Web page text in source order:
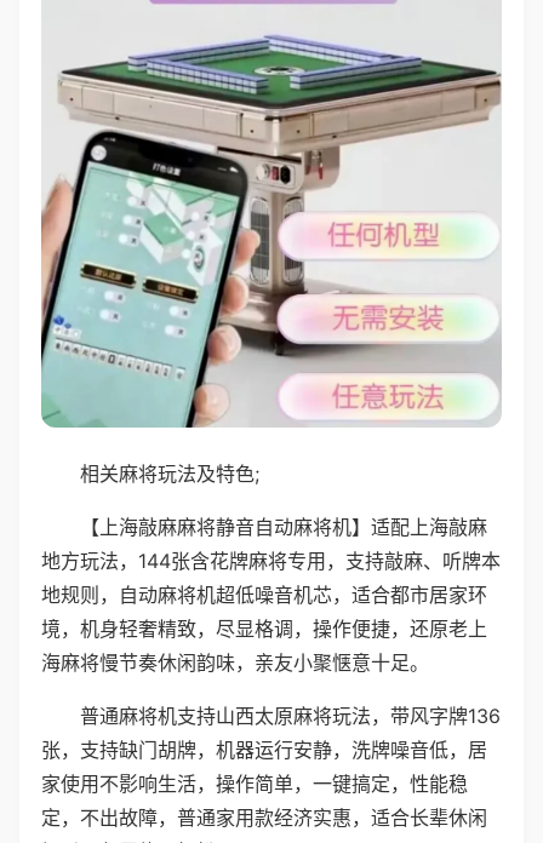
相关麻将玩法及特色;
【上海敲麻麻将静音自动麻将机】适配上海敲麻
地方玩法，144张含花牌麻将专用，支持敲麻、听牌本
地规则，自动麻将机超低噪音机芯，适合都市居家环
境，机身轻奢精致，尽显格调，操作便捷，还原老上
海麻将慢节奏休闲韵味，亲友小聚惬意十足。
普通麻将机支持山西太原麻将玩法，带风字牌136
张，支持缺门胡牌，机器运行安静，洗牌噪音低，居
家使用不影响生活，操作简单，一键搞定，性能稳
定，不出故障，普通家用款经济实惠，适合长辈休闲